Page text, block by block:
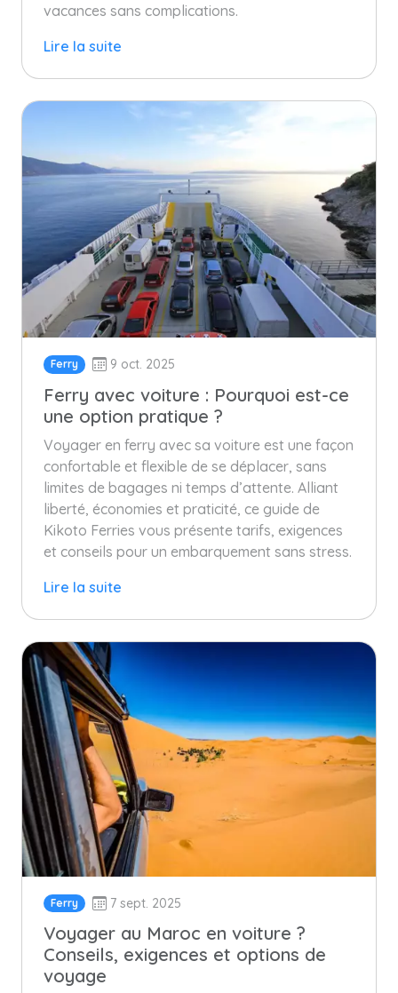
vacances sans complications.
Lire la suite
Ferry 9 oct. 2025
Ferry avec voiture : Pourquoi est-ce
une option pratique ?
Voyager en ferry avec sa voiture est une façon
confortable et flexible de se déplacer, sans
limites de bagages ni temps d’attente. Alliant
liberté, économies et praticité, ce guide de
Kikoto Ferries vous présente tarifs, exigences
et conseils pour un embarquement sans stress.
Lire la suite
Ferry 7 sept. 2025
Voyager au Maroc en voiture ?
Conseils, exigences et options de
voyage